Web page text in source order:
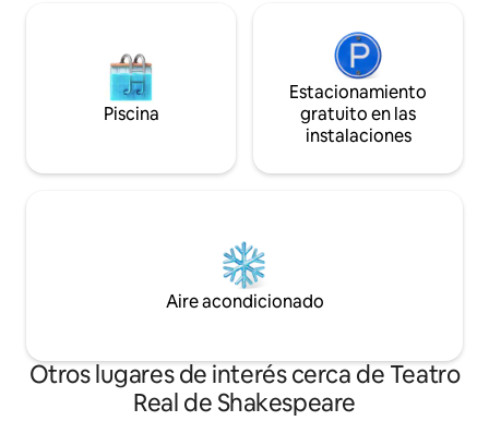
Piscina
Estacionamiento
gratuito en las
instalaciones
Aire acondicionado
Otros lugares de interés cerca de Teatro
Real de Shakespeare